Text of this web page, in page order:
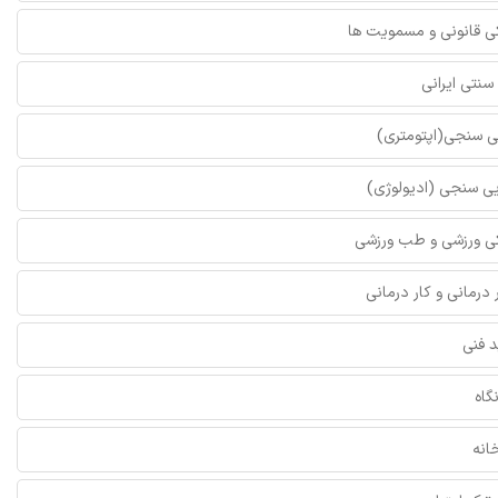
رشد: مشکلاتی مانند کوتاهی قد یا رشد ناکافی.
متابولیک: مشکلاتی مانند چاقی و سندرم متابولیک.
های غدد فوق کلیوی: مانند کم کاری یا پرکاری غده فوق کلیوی.
جنسی: مشکلاتی مانند تغییرات غیرعادی در هورمون های
ممکن است بر بلوغ و رشد جنسی تأثیر بگذارد.
بهترین فوق تخصص غدد در تهران معمولا چه قدر است؟
بهترین فوق تخصص غدد در تهران به عوامل مختلفی بستگی
مکان مطب، تجربه و شهرت پزشک و همچنین خدمات اضافی
ارائه می شود. معمولاً هزینه ویزیت در مطب های
از مراکز درمانی عمومی است. علاوه بر این، اگر پزشک در
یا بیمارستان های خصوصی مشغول به کار باشد، ممکن
برای ویزیت دریافت کند. در ادامه، یک جدول تقریبی از
های فوق تخصص غدد در تهران ارائه شده است:
قانونی و مسمویت ها
ایرانی
سنجی(اپتومتری)
سنجی (ادیولوژی)
ورزشی و طب ورزشی
درمانی و کار درمانی
فنی